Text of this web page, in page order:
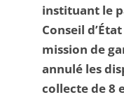
instituant le
Conseil
mission de
annulé les
collecte de 8